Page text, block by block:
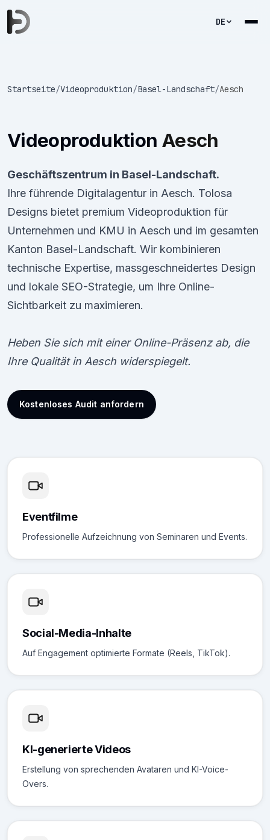
DE
Startseite/Videoproduktion/Basel-Landschaft/Aesch
Videoproduktion Aesch
Geschäftszentrum in Basel-Landschaft.
Ihre führende Digitalagentur in Aesch. Tolosa
Designs bietet premium Videoproduktion für
Unternehmen und KMU in Aesch und im gesamten
Kanton Basel-Landschaft. Wir kombinieren
technische Expertise, massgeschneidertes Design
und lokale SEO-Strategie, um Ihre Online-
Sichtbarkeit zu maximieren.
Heben Sie sich mit einer Online-Präsenz ab, die
Ihre Qualität in Aesch widerspiegelt.
Kostenloses Audit anfordern
Eventfilme
Professionelle Aufzeichnung von Seminaren und Events.
Social-Media-Inhalte
Auf Engagement optimierte Formate (Reels, TikTok).
KI-generierte Videos
Erstellung von sprechenden Avataren und KI-Voice-
Overs.